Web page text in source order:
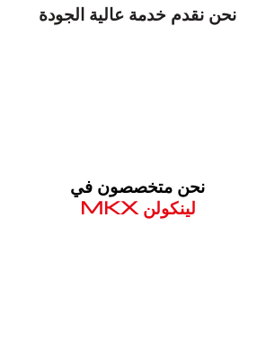
نحن نقدم خدمة عالية الجودة
نحن متخصصون في
لينكولن MKX